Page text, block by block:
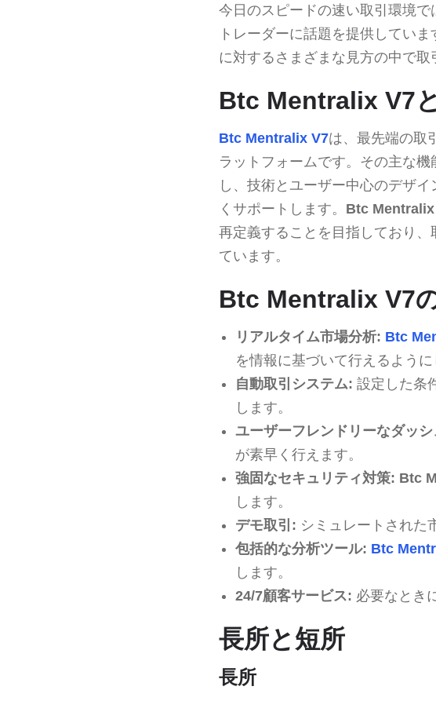
今日のスピードの速い取引環境で
トレーダーに話題を提供していま
に対するさまざまな見方の中で取
Btc Mentralix V7
Btc Mentralix V7は、最先端の取
ラットフォームです。その主な
し、技術とユーザー中心のデザ
くサポートします。 Btc
再定義することを目指しており
ています。
Btc Mentralix V7
リアルタイム市場分析: Btc
を情報に基づいて行えるように
自動取引システム: 設定した条
します。
ユーザーフレンドリーなダッ
が素早く行えます。
強固なセキュリティ対策: Btc
します。
デモ取引: シミュレートされた
包括的な分析ツール: Btc
します。
24/7顧客サービス: 必要なとき
長所と短所
長所